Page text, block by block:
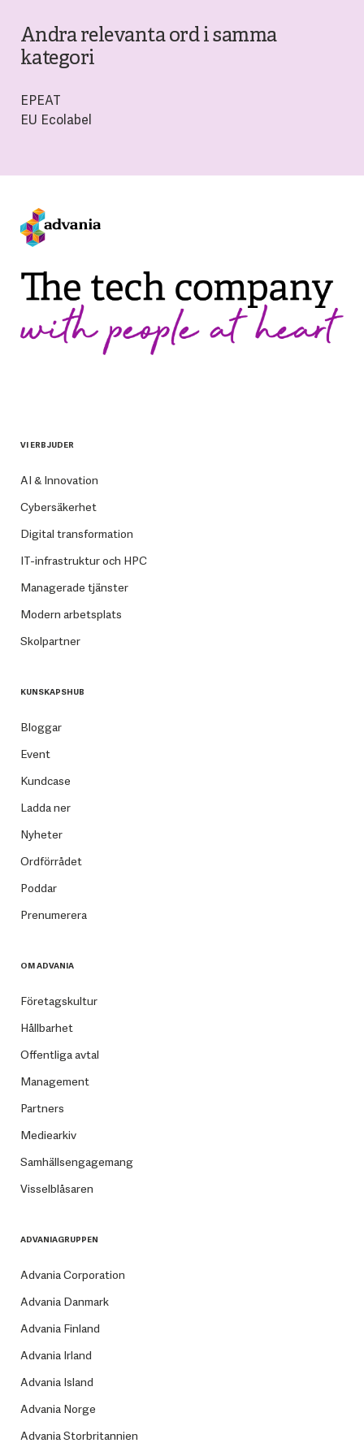
Andra relevanta ord i samma
kategori
EPEAT
EU Ecolabel
VI ERBJUDER
AI & Innovation
Cybersäkerhet
Digital transformation
IT-infrastruktur och HPC
Managerade tjänster
Modern arbetsplats
Skolpartner
KUNSKAPSHUB
Bloggar
Event
Kundcase
Ladda ner
Nyheter
Ordförrådet
Poddar
Prenumerera
OM ADVANIA
Företagskultur
Hållbarhet
Offentliga avtal
Management
Partners
Mediearkiv
Samhällsengagemang
Visselblåsaren
ADVANIAGRUPPEN
Advania Corporation
Advania Danmark
Advania Finland
Advania Irland
Advania Island
Advania Norge
Advania Storbritannien